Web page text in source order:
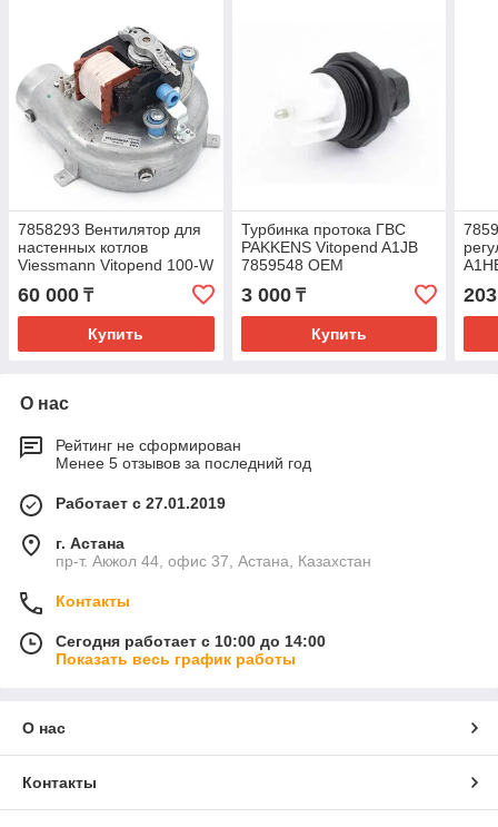
7858293 Вентилятор для
настенных котлов
Viessmann Vitopend 100-W
A1JB/A1HB 12-24
60 000 ₸
Купить
Турбинка протока ГВС
PAKKENS Vitopend A1JB
7859548 OEM
3 000₸
Купить
О нас
Рейтинг не сформирован
Менее 5 отзывов за последний год
Работает с 27.01.2019
г. Астана
пр-т. Акжол 44, офис 37, Астана, Казахстан
Контакты
Сегодня работает с 10:00 до 14:00
Показать весь график работы
О нас
Контакты